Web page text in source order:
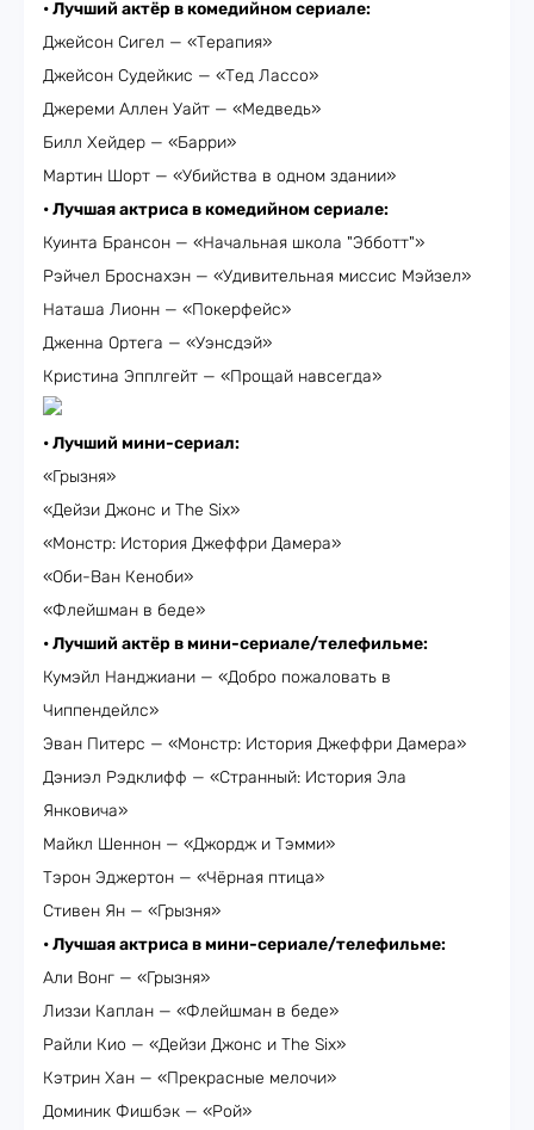
• Лучший актёр в комедийном сериале:
Джейсон Сигел — «Терапия»
Джейсон Судейкис — «Тед Лассо»
Джереми Аллен Уайт — «Медведь»
Билл Хейдер — «Барри»
Мартин Шорт — «Убийства в одном здании»
• Лучшая актриса в комедийном сериале:
Куинта Брансон — «Начальная школа "Эбботт"»
Рэйчел Броснахэн — «Удивительная миссис Мэйзел»
Наташа Лионн — «Покерфейс»
Дженна Ортега — «Уэнсдэй»
Кристина Эпплгейт — «Прощай навсегда»
• Лучший мини-сериал:
«Грызня»
«Дейзи Джонс и The Six»
«Монстр: История Джеффри Дамера»
«Оби-Ван Кеноби»
«Флейшман в беде»
• Лучший актёр в мини-сериале/телефильме:
Кумэйл Нанджиани — «Добро пожаловать в
Чиппендейлс»
Эван Питерс — «Монстр: История Джеффри Дамера»
Дэниэл Рэдклифф — «Странный: История Эла
Янковича»
Майкл Шеннон — «Джордж и Тэмми»
Тэрон Эджертон — «Чёрная птица»
Стивен Ян — «Грызня»
• Лучшая актриса в мини-сериале/телефильме:
Али Вонг — «Грызня»
Лиззи Каплан — «Флейшман в беде»
Райли Кио — «Дейзи Джонс и The Six»
Кэтрин Хан — «Прекрасные мелочи»
Доминик Фишбэк — «Рой»